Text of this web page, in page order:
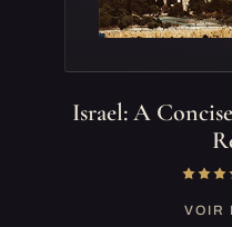
Israel: A
VOIR